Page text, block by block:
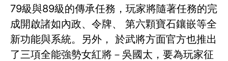
79級與89級的傳承任務，玩家將隨著任務的完
成開啟諸如內政、令牌、 第六顆寶石鑲嵌等全
新功能與系統。另外， 於武將方面官方也推出
了三項全能強勢女紅將－吳國太，要為玩家征